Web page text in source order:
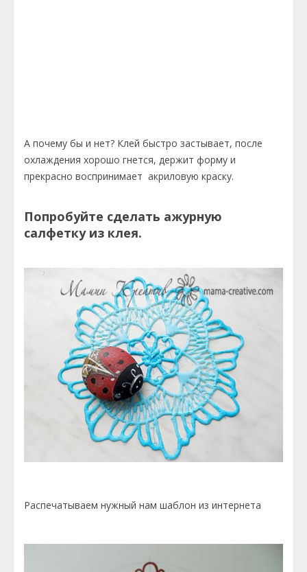
А почему бы и нет? Клей быстро застывает, после
охлаждения хорошо гнется, держит форму и
прекрасно воспринимает акриловую краску.
Попробуйте сделать ажурную
салфетку из клея.
Распечатываем нужный нам шаблон из интернета